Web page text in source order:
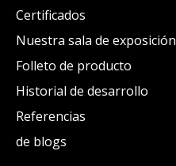
Certificados
Nuestra sala de exposición
Folleto de producto
Historial de desarrollo
Referencias
de blogs